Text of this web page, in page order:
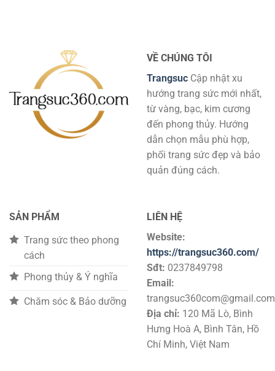
VỀ CHÚNG TÔI
Trangsuc Cập nhật xu
hướng trang sức mới nhất,
từ vàng, bạc, kim cương
đến phong thủy. Hướng
dẫn chọn mẫu phù hợp,
phối trang sức đẹp và bảo
quản đúng cách.
SẢN PHẨM
Trang sức theo phong
cách
Phong thủy & Ý nghĩa
Chăm sóc & Bảo dưỡng
LIÊN HỆ
Website:
https://trangsuc360.com/
Sđt: 0237849798
Email:
trangsuc360com@gmail.com
Địa chỉ: 120 Mã Lò, Bình
Hưng Hoà A, Bình Tân, Hồ
Chí Minh, Việt Nam